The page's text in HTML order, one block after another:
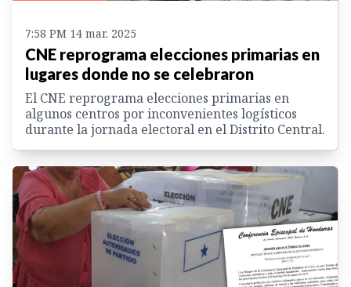
7:58 PM 14 mar. 2025
CNE reprograma elecciones primarias en
lugares donde no se celebraron
El CNE reprograma elecciones primarias en
algunos centros por inconvenientes logísticos
durante la jornada electoral en el Distrito Central.